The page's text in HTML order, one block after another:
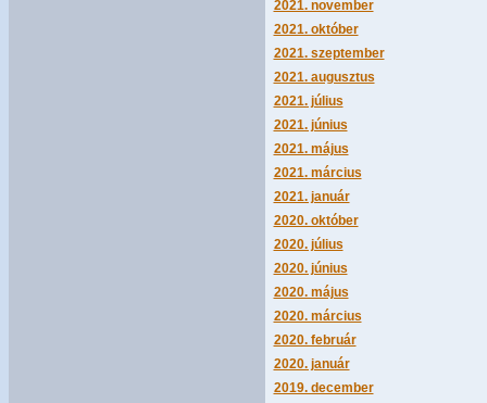
2021. november
2021. október
2021. szeptember
2021. augusztus
2021. július
2021. június
2021. május
2021. március
2021. január
2020. október
2020. július
2020. június
2020. május
2020. március
2020. február
2020. január
2019. december